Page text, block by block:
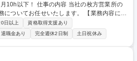
当社の枚方営業所の
についてお任せいたします。 【業務内容につ
属スクラップの選別や加工処理などの工場内
の先輩がつい
心ください。 【キャリアステップ】基本3点
フォークリフト）の資格を取得後、クレーン
ップの積み込み業務へとステップアップ。
日以上
資格取得支援あり
退職金あり 完全週休2日制 土日祝休み